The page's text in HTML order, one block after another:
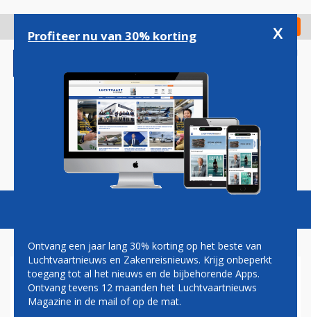
gaan
Check in
Magazine Podcasts Vacatures
VERDUBBELING
Profiteer nu van 30% korting x
Ontvang een jaar lang 30% korting op het beste van
Luchtvaartnieuws en Zakenreisnieuws. Krijg onbeperkt
toegang tot al het nieuws en de bijbehorende Apps.
Ontvang tevens 12 maanden het Luchtvaartnieuws
Magazine in de mail of op de mat.